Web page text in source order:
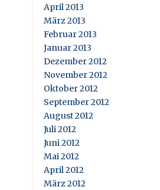
April 2013
März 2013
Februar 2013
Januar 2013
Dezember 2012
November 2012
Oktober 2012
September 2012
August 2012
Juli 2012
Juni 2012
Mai 2012
April 2012
März 2012